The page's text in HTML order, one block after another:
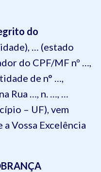
do
, … (estado
do CPF/MF nº …,
de n° …,
Rua …, n. …, …
– UF), vem
Vossa Excelência